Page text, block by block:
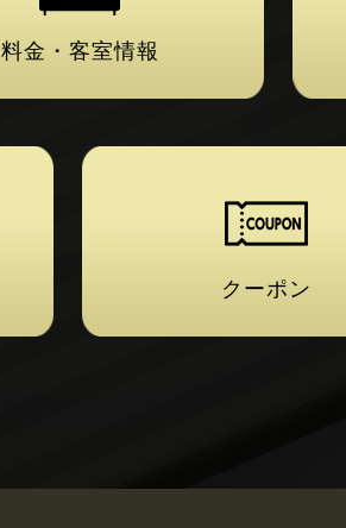
料金・客室情報
クーポン